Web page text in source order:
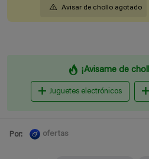
Avisar de chollo agotado
¡Avisame de
Juguetes electrónicos
Por: ofertas